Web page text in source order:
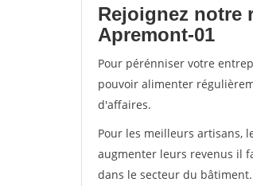
Rejoignez notre
Apremont-01
Pour pérénniser votre
pouvoir alimenter
d'affaires.
Pour les meilleurs artisans,
augmenter leurs revenus il
dans le secteur du bâtiment.